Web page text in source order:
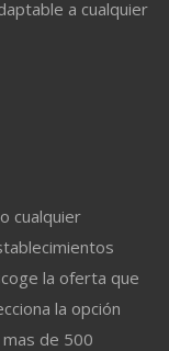
a cualquier
cualquier
la oferta que
la opción
de 500